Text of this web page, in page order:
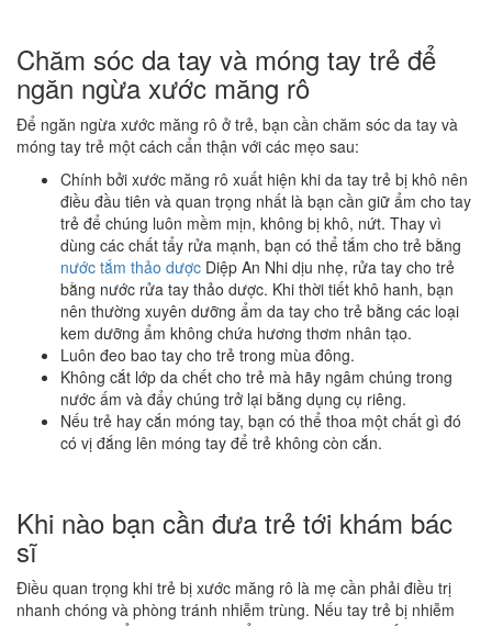
Chăm sóc da tay và móng tay trẻ để
ngăn ngừa xước măng rô
Để ngăn ngừa xước măng rô ở trẻ, bạn cần chăm sóc da tay và
móng tay trẻ một cách cẩn thận với các mẹo sau:
Chính bởi xước măng rô xuất hiện khi da tay trẻ bị khô nên
điều đầu tiên và quan trọng nhất là bạn cần giữ ẩm cho tay
trẻ để chúng luôn mềm mịn, không bị khô, nứt. Thay vì
dùng các chất tẩy rửa mạnh, bạn có thể tắm cho trẻ bằng
nước tắm thảo dược Diệp An Nhi dịu nhẹ, rửa tay cho trẻ
bằng nước rửa tay thảo dược. Khi thời tiết khô hanh, bạn
nên thường xuyên dưỡng ẩm da tay cho trẻ bằng các loại
kem dưỡng ẩm không chứa hương thơm nhân tạo.
Luôn đeo bao tay cho trẻ trong mùa đông.
Không cắt lớp da chết cho trẻ mà hãy ngâm chúng trong
nước ấm và đẩy chúng trở lại bằng dụng cụ riêng.
Nếu trẻ hay cắn móng tay, bạn có thể thoa một chất gì đó
có vị đắng lên móng tay để trẻ không còn cắn.
Khi nào bạn cần đưa trẻ tới khám bác
sĩ
Điều quan trọng khi trẻ bị xước măng rô là mẹ cần phải điều trị
nhanh chóng và phòng tránh nhiễm trùng. Nếu tay trẻ bị nhiễm